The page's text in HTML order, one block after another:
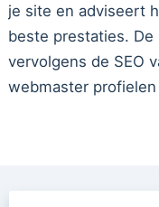
je site en adviseert
beste prestaties.
vervolgens de SEO
webmaster